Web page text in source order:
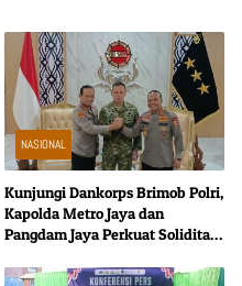
NASIONAL
Kunjungi Dankorps Brimob Polri,
Kapolda Metro Jaya dan
Pangdam Jaya Perkuat Soliditas